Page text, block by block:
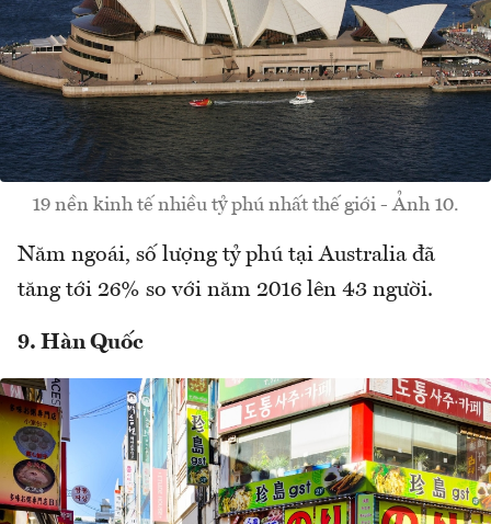
19 nền kinh tế nhiều tỷ phú nhất thế giới - Ảnh 10.
Năm ngoái, số lượng tỷ phú tại Australia đã
tăng tới 26% so với năm 2016 lên 43 người.
9. Hàn Quốc